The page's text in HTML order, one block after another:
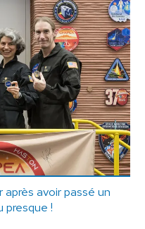
avoir passé un
presque !